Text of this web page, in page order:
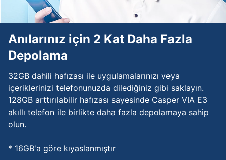
Anılarınız için 2 Kat Daha Fazla
Depolama
32GB dahili hafızası ile uygulamalarınızı veya
içeriklerinizi telefonunuzda dilediğiniz gibi saklayın.
128GB arttırılabilir hafızası sayesinde Casper VIA E3
akıllı telefon ile birlikte daha fazla depolamaya sahip
olun.
* 16GB'a göre kıyaslanmıştır